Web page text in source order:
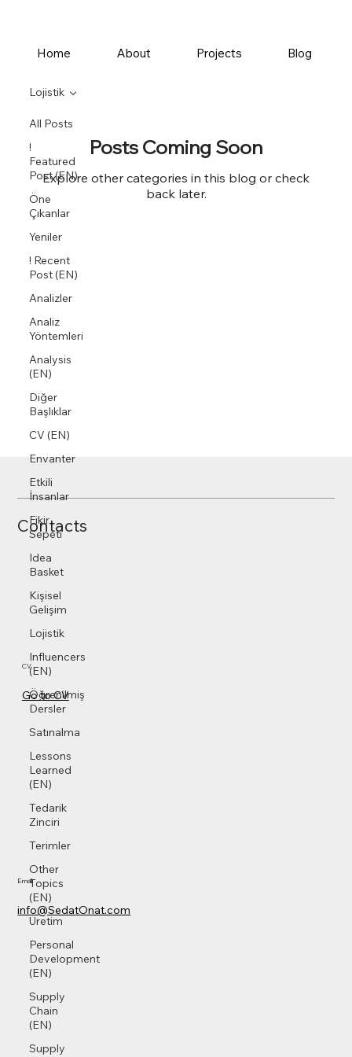
Home About Projects Blog
All Posts
!
Featured
Post (EN)
Öne
Çıkanlar
Yeniler
! Recent
Post (EN)
Analizler
Analiz
Yöntemleri
Analysis
(EN)
Diğer
Başlıklar
CV (EN)
Envanter
Etkili
İnsanlar
Fikir
Sepeti
Idea
Basket
Kişisel
Gelişim
Lojistik
Influencers
(EN)
Öğrenilmiş
Dersler
Satınalma
Lessons
Learned
(EN)
Tedarik
Zinciri
Terimler
Other
Topics
(EN)
Üretim
Personal
Development
(EN)
Supply
Chain
(EN)
Supply
Lojistik
Posts Coming Soon
Explore other categories in this blog or check
back later.
Contacts
CV
Go to CV
info@SedatOnat.com
Email